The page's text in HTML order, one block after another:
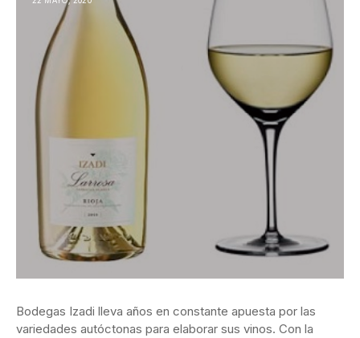
Bodegas Izadi lleva años en constante apuesta por las
variedades autóctonas para elaborar sus vinos. Con la